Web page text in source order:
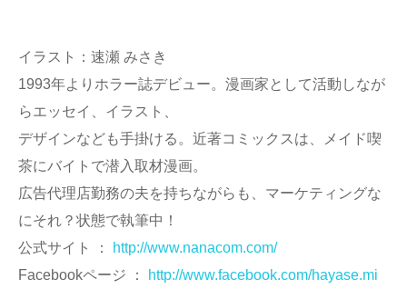
イラスト：速瀬 みさき
1993年よりホラー誌デビュー。漫画家として活動しなが
らエッセイ、イラスト、
デザインなども手掛ける。近著コミックスは、メイド喫
茶にバイトで潜入取材漫画。
広告代理店勤務の夫を持ちながらも、マーケティングな
にそれ？状態で執筆中！
公式サイト ：
http://www.nanacom.com/
Facebookページ ：
http://www.facebook.com/hayase.mi